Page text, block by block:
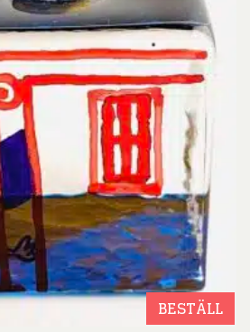
BESTÄLL